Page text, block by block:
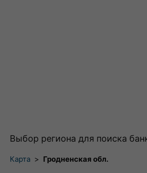
Выбор региона для поиска
Карта > Гродненская обл.